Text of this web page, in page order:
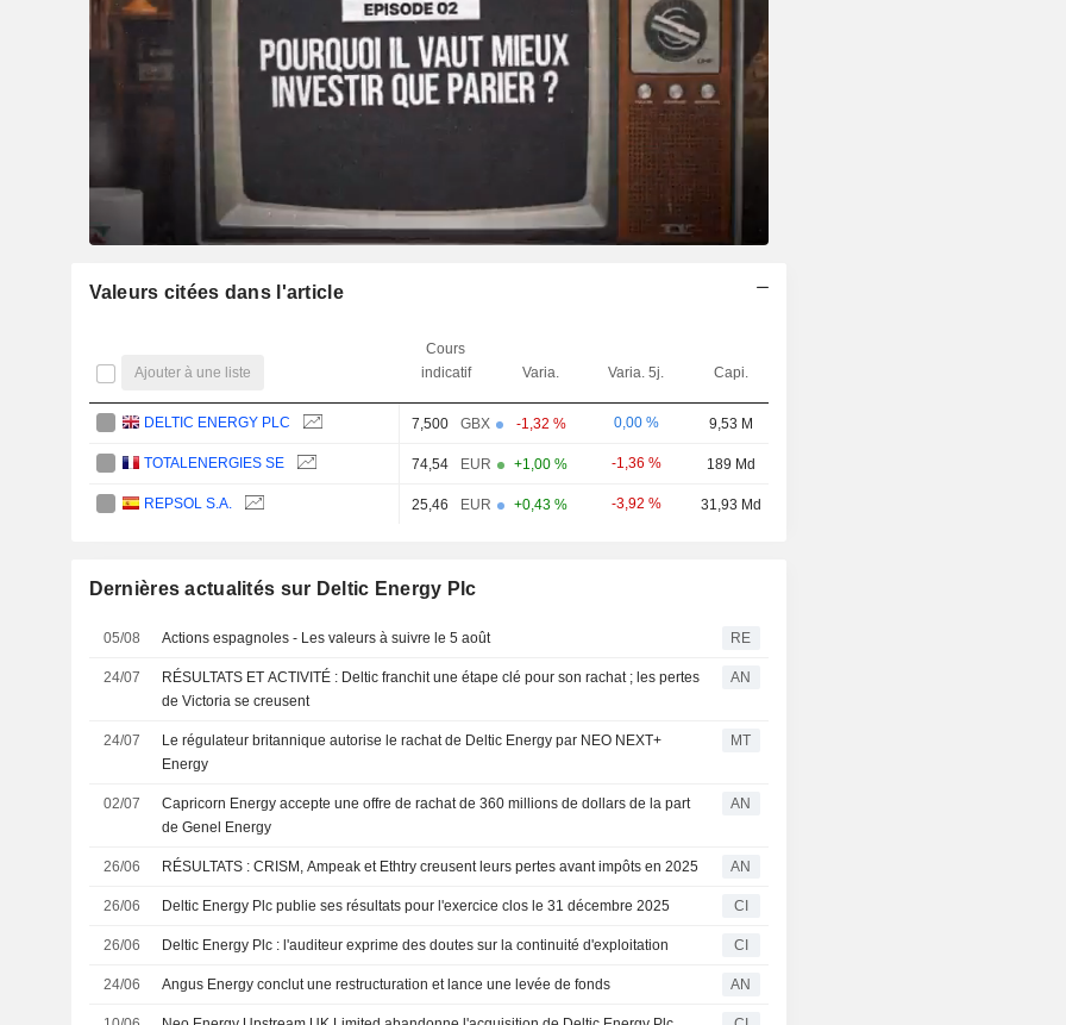
Valeurs citées dans l'article
Ajouter à une liste
Cours
indicatif
Varia. Varia. 5j. Capi.
DELTIC ENERGY PLC 7,500 GBX -1,32 % 0,00 % 9,53 M
TOTALENERGIES SE 74,54 EUR +1,00 % -1,36 % 189 Md
REPSOL S.A. 25,46 EUR +0,43 % -3,92 % 31,93 Md
Dernières actualités sur Deltic Energy Plc
05/08 Actions espagnoles - Les valeurs à suivre le 5 août RE
24/07
RÉSULTATS ET ACTIVITÉ : Deltic franchit une étape clé pour son rachat ; les pertes
de Victoria se creusent
AN
24/07
Le régulateur britannique autorise le rachat de Deltic Energy par NEO NEXT+
Energy
MT
02/07
Capricorn Energy accepte une offre de rachat de 360 millions de dollars de la part
de Genel Energy
AN
26/06 RÉSULTATS : CRISM, Ampeak et Ethtry creusent leurs pertes avant impôts en 2025 AN
26/06 Deltic Energy Plc publie ses résultats pour l'exercice clos le 31 décembre 2025 CI
26/06 Deltic Energy Plc : l'auditeur exprime des doutes sur la continuité d'exploitation CI
24/06 Angus Energy conclut une restructuration et lance une levée de fonds AN